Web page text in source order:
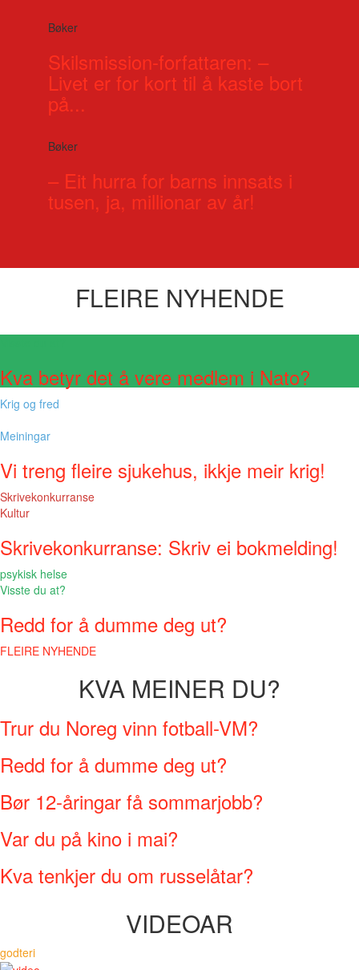
Bøker
Skilsmission-forfattaren: –
Livet er for kort til å kaste bort
på...
Bøker
– Eit hurra for barns innsats i
tusen, ja, millionar av år!
FLEIRE NYHENDE
Kva betyr det å vere medlem i Nato?
Krig og fred
Meiningar
Vi treng fleire sjukehus, ikkje meir krig!
Skrivekonkurranse
Kultur
Skrivekonkurranse: Skriv ei bokmelding!
psykisk helse
Visste du at?
Redd for å dumme deg ut?
FLEIRE NYHENDE
KVA MEINER DU?
Trur du Noreg vinn fotball-VM?
Redd for å dumme deg ut?
Bør 12-åringar få sommarjobb?
Var du på kino i mai?
Kva tenkjer du om russelåtar?
VIDEOAR
godteri